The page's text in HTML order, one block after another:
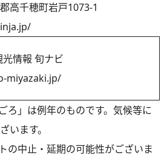
高千穂町岩戸1073-1
光情報 旬ナビ
miyazaki.jp/
ろ」は例年のものです。気候等に
います。
の中止・延期の可能性がございま